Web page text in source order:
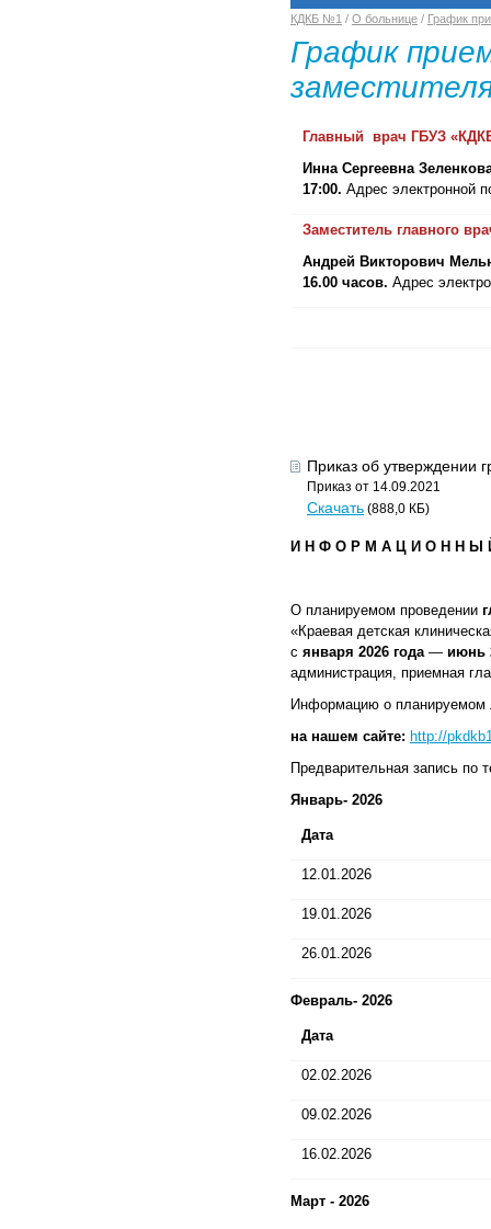
КДКБ №1 / О больнице / График
График
Главный врач ГБУЗ
Инна Сергеевна
17:00. Адрес электронной
Заместитель главного
Андрей Викторович
16.00 часов. Адрес
Приказ об утверждении
Приказ от 14.09.2021
Скачать (888,0 КБ)
И Н Ф О Р М А Ц И О Н Н Ы
О планируемом проведении
«Краевая детская
с января 2026 года— июнь
администрация, приемная
Информацию о планируемом
на нашем сайте: http://
Предварительная запись по
Январь- 2026
Дата
12.01.2026
19.01.2026
26.01.2026
Февраль- 2026
Дата
02.02.2026
09.02.2026
16.02.2026
Март - 2026